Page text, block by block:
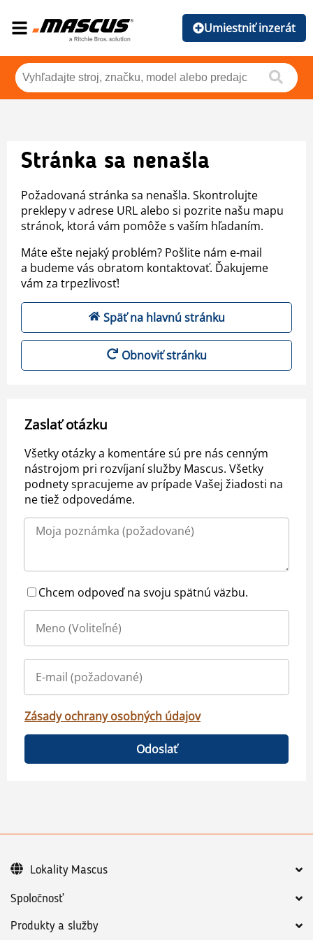
Umiestniť inzerát
Stránka sa nenašla
Požadovaná stránka sa nenašla. Skontrolujte
preklepy v adrese URL alebo si pozrite našu mapu
stránok, ktorá vám pomôže s vaším hľadaním.
Máte ešte nejaký problém? Pošlite nám e-mail
a budeme vás obratom kontaktovať. Ďakujeme
vám za trpezlivosť!
Späť na hlavnú stránku
Obnoviť stránku
Zaslať otázku
Všetky otázky a komentáre sú pre nás cenným
nástrojom pri rozvíjaní služby Mascus. Všetky
podnety spracujeme av prípade Vašej žiadosti na
ne tiež odpovedáme.
Chcem odpoveď na svoju spätnú väzbu.
Zásady ochrany osobných údajov
Odoslať
Spoločnosť
Produkty a služby
Lokality Mascus